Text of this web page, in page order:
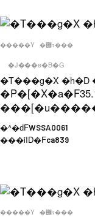
�����Y �݌ɂ���
�J���e�B�G
�T���g�X �h�D
�P�[�X�a�F
�^�ԁFWSSA0061
���iID�Fca839
�����Y �݌ɂ���